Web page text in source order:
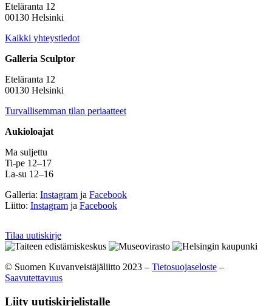
Eteläranta 12
00130 Helsinki
Kaikki yhteystiedot
Galleria Sculptor
Eteläranta 12
00130 Helsinki
Turvallisemman tilan periaatteet
Aukioloajat
Ma suljettu
Ti-pe 12–17
La-su 12–16
Galleria: Instagram ja Facebook
Liitto: Instagram ja Facebook
Tilaa uutiskirje
© Suomen Kuvanveistäjäliitto 2023 – Tietosuojaseloste –
Saavutettavuus
Liity uutiskirjelistalle